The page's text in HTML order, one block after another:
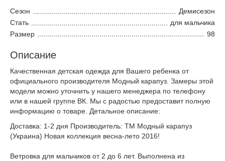
Сезон
Демисезон
Стать
для мальчика
Размер
98
Описание
Качественная детская одежда для Вашего ребенка от
официального производителя Модный карапуз. Замеры этой
модели можно уточнить у нашего менеджера по телефону
или в нашей группе ВК. Мы с радостью предоставит полную
информацию о товаре. Детальное описание:
Доставка: 1-2 дня Производитель: ТМ Модный карапуз
(Украина) Новая коллекция весна-лето 2016!
Ветровка для мальчиков от 2 до 6 лет. Выполнена из